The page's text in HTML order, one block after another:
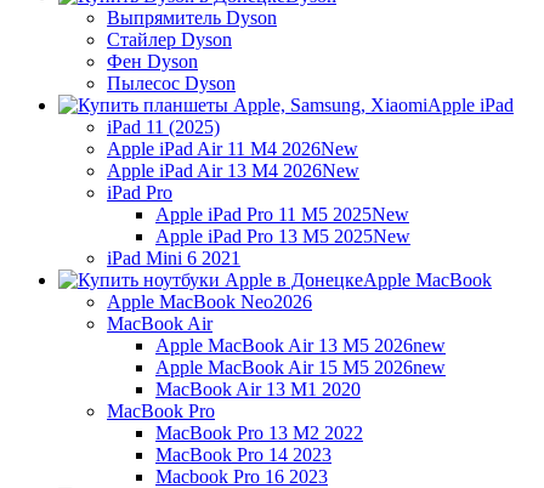
Выпрямитель Dyson
Стайлер Dyson
Фен Dyson
Пылесос Dyson
Apple iPad
iPad 11 (2025)
Apple iPad Air 11 M4 2026New
Apple iPad Air 13 M4 2026New
iPad Pro
Apple iPad Pro 11 M5 2025New
Apple iPad Pro 13 M5 2025New
iPad Mini 6 2021
Apple MacBook
Apple MacBook Neo2026
MacBook Air
Apple MacBook Air 13 M5 2026new
Apple MacBook Air 15 M5 2026new
MacBook Air 13 M1 2020
MacBook Pro
MacBook Pro 13 M2 2022
MacBook Pro 14 2023
Macbook Pro 16 2023